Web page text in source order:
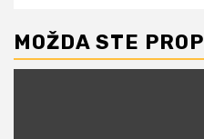
MOŽDA STE